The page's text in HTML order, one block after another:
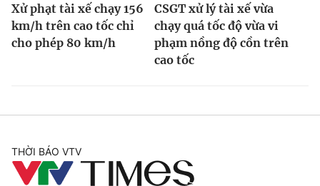
Xử phạt tài xế chạy 156
km/h trên cao tốc chỉ
cho phép 80 km/h
CSGT xử lý tài xế vừa
chạy quá tốc độ vừa vi
phạm nồng độ cồn trên
cao tốc
THỜI BÁO VTV